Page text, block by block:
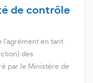
de contrôle
l'agrément en tant
des
par le Ministère de